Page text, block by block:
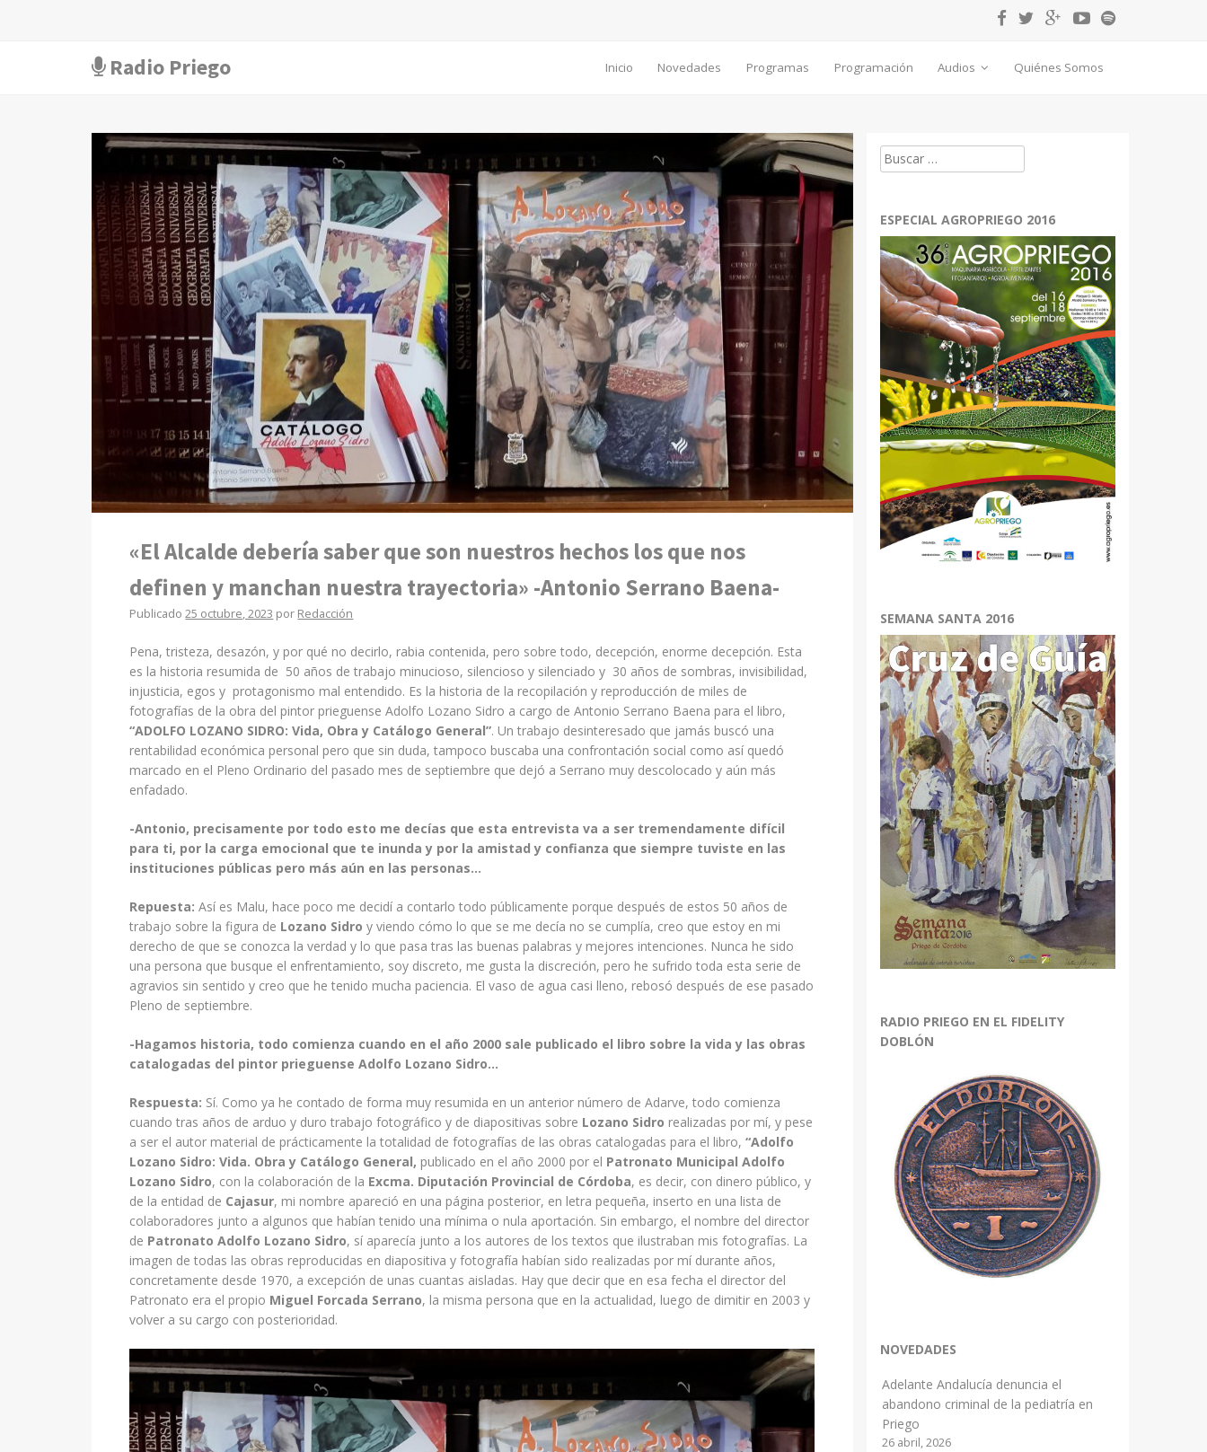
Radio Priego Inicio Novedades Programas Programación Audios Quiénes Somos
«El Alcalde debería saber que son nuestros hechos los que nos
definen y manchan nuestra trayectoria» -Antonio Serrano Baena-
Publicado25 octubre, 2023 por Redacción
Pena, tristeza, desazón, y por qué no decirlo, rabia contenida, pero sobre todo, decepción, enorme decepción. Esta
es la historia resumida de 50 años de trabajo minucioso, silencioso y silenciado y 30 años de sombras, invisibilidad,
injusticia, egos y protagonismo mal entendido. Es la historia de la recopilación y reproducción de miles de
fotografías de la obra del pintor prieguense Adolfo Lozano Sidro a cargo de Antonio Serrano Baena para el libro,
“ADOLFO LOZANO SIDRO: Vida, Obra y Catálogo General”. Un trabajo desinteresado que jamás buscó una
rentabilidad económica personal pero que sin duda, tampoco buscaba una confrontación social como así quedó
marcado en el Pleno Ordinario del pasado mes de septiembre que dejó a Serrano muy descolocado y aún más
enfadado.
-Antonio, precisamente por todo esto me decías que esta entrevista va a ser tremendamente difícil
para ti, por la carga emocional que te inunda y por la amistad y confianza que siempre tuviste en las
instituciones públicas pero más aún en las personas…
Repuesta: Así es Malu, hace poco me decidí a contarlo todo públicamente porque después de estos 50 años de
trabajo sobre la figura de Lozano Sidro y viendo cómo lo que se me decía no se cumplía, creo que estoy en mi
derecho de que se conozca la verdad y lo que pasa tras las buenas palabras y mejores intenciones. Nunca he sido
una persona que busque el enfrentamiento, soy discreto, me gusta la discreción, pero he sufrido toda esta serie de
agravios sin sentido y creo que he tenido mucha paciencia. El vaso de agua casi lleno, rebosó después de ese pasado
Pleno de septiembre.
-Hagamos historia, todo comienza cuando en el año 2000 sale publicado el libro sobre la vida y las obras
catalogadas del pintor prieguense Adolfo Lozano Sidro…
Respuesta: Sí. Como ya he contado de forma muy resumida en un anterior número de Adarve, todo comienza
cuando tras años de arduo y duro trabajo fotográfico y de diapositivas sobre Lozano Sidro realizadas por mí, y pese
a ser el autor material de prácticamente la totalidad de fotografías de las obras catalogadas para el libro,“Adolfo
Lozano Sidro: Vida. Obra y Catálogo General, publicado en el año 2000 por el Patronato Municipal Adolfo
Lozano Sidro, con la colaboración de la Excma. Diputación Provincial de Córdoba, es decir, con dinero público, y
de la entidad de Cajasur, mi nombre apareció en una página posterior, en letra pequeña, inserto en una lista de
colaboradores junto a algunos que habían tenido una mínima o nula aportación. Sin embargo, el nombre del director
de Patronato Adolfo Lozano Sidro, sí aparecía junto a los autores de los textos que ilustraban mis fotografías. La
imagen de todas las obras reproducidas en diapositiva y fotografía habían sido realizadas por mí durante años,
concretamente desde 1970, a excepción de unas cuantas aisladas. Hay que decir que en esa fecha el director del
Patronato era el propio Miguel Forcada Serrano, la misma persona que en la actualidad, luego de dimitir en 2003 y
volver a su cargo con posterioridad.
Buscar:
ESPECIAL AGROPRIEGO 2016
SEMANA SANTA 2016
RADIO PRIEGO EN EL FIDELITY
DOBLÓN
NOVEDADES
Adelante Andalucía denuncia el
abandono criminal de la pediatría en
Priego
26 abril, 2026